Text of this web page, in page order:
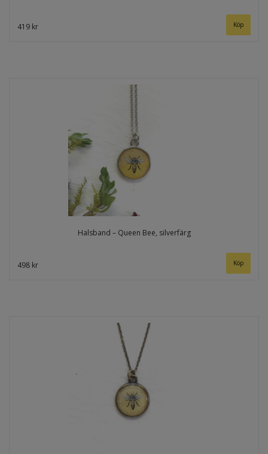
419 kr
Halsband – Queen Bee, silverfärg
498 kr